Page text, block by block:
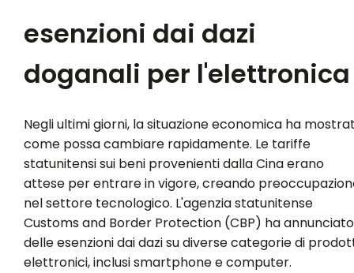
esenzioni dai dazi
doganali per l'elettronica
Negli ultimi giorni, la situazione economica ha
come possa cambiare rapidamente. Le tariffe
statunitensi sui beni provenienti dalla Cina erano
attese per entrare in vigore, creando
nel settore tecnologico. L'agenzia statunitense
Customs and Border Protection (CBP) ha annunciato
delle esenzioni dai dazi su diverse categorie di
elettronici, inclusi smartphone e computer.